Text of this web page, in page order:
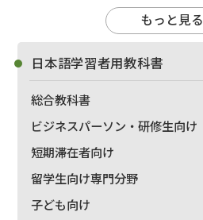
もっと見る
日本語学習者用教科書
総合教科書
ビジネスパーソン・研修生向け
短期滞在者向け
留学生向け専門分野
子ども向け